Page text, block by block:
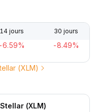
14 jours 30 jours
-6.59% -8.49%
(XLM)
(XLM)